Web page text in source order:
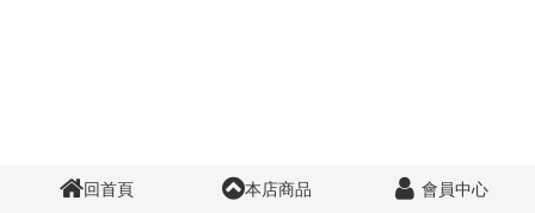
回首頁 本店商品 會員中心